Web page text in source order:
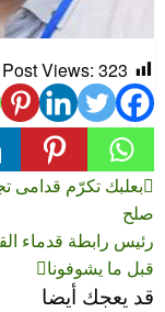
Post Views: 323
تصفّح
المقالات
المقالة
السابقة
بعلبك تكرّم قدامى
صلح
المقالة
التالية
رئيس رابطة قدماء
قبل ما يشوفونا
قد يعجك أيضا